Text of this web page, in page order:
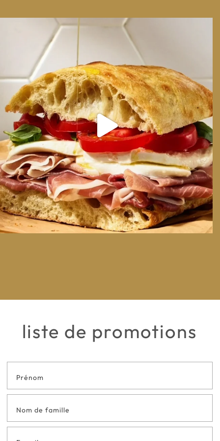
We can have Euro summer, right here at home
14 0
liste de promotions
de contact
en bas de
page